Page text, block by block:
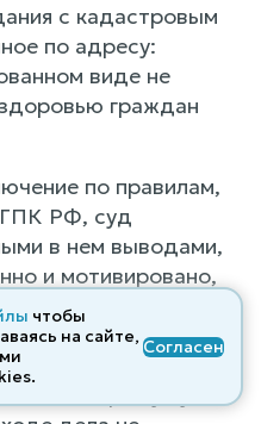
с кадастровым
по адресу:
виде не
граждан
по правилам,
ГПК РФ, суд
в нем выводами,
и мотивировано,
являются
эксперта
сомневаться в
эксперта у суда
чтобы
на сайте, Согласен